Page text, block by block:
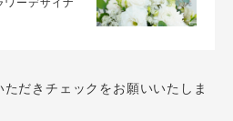
ワーデザイナ
だきチェックをお願いいたしま